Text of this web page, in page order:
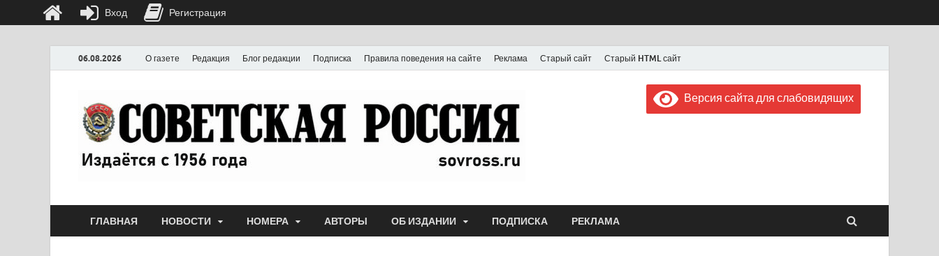
06.08.2026 О газете Редакция Блог редакции Подписка Правила поведения на сайте Реклама Старый сайт Старый HTML сайт
Газета "Советская Россия"
Выпускается с июля 1956 года
Версия сайта для слабовидящих
ГЛАВНАЯ НОВОСТИ НОМЕРА АВТОРЫ ОБ ИЗДАНИИ ПОДПИСКА РЕКЛАМА
Вход Регистрация